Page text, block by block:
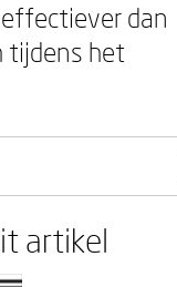
dan
tijdens het
artikel